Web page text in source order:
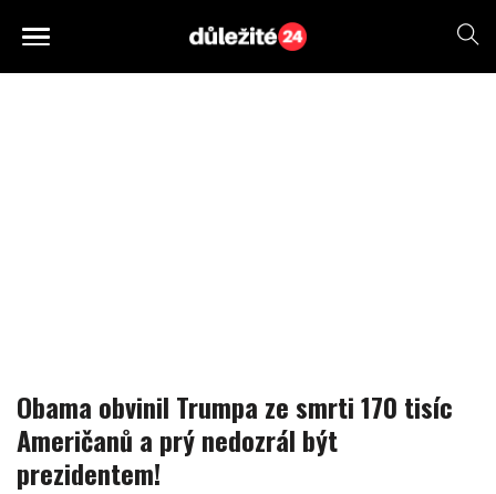
Obama obvinil Trumpa ze smrti 170 tisíc
Američanů a prý nedozrál být
prezidentem!